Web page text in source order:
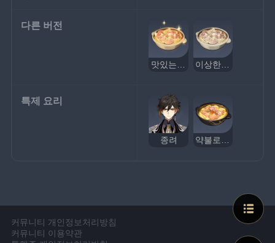
다른 버전
특제 요리
종려
커뮤니티 개인정보처리방침
커뮤니티 이용약관